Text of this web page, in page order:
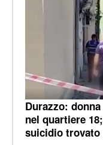
Durazzo:
nel quartiere
suicidio trovato